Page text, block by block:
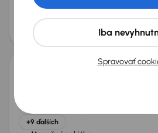
Parkovacie senzory
Mesačná splátka
od 13 €
Nové v ponuke
+9 ďalších
Spravovať
Iba